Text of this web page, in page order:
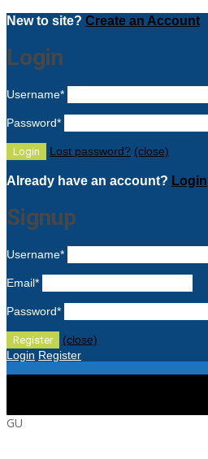
New to site? Create an Account
Login
Username*
Password*
Lost password? (close)
Already have an account? Login
Signup
Username*
Email*
Password*
(close)
Login Register
Skip
GU